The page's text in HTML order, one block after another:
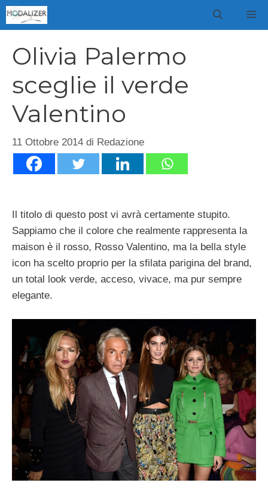
Vai
al
Olivia Palermo
sceglie il verde
Valentino
11 Ottobre 2014 di Redazione
Il titolo di questo post vi avrà certamente stupito.
Sappiamo che il colore che realmente rappresenta la
maison è il rosso, Rosso Valentino, ma la bella style
icon ha scelto proprio per la sfilata parigina del brand,
un total look verde, acceso, vivace, ma pur sempre
elegante.